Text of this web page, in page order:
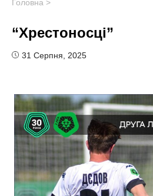
Головна >
“Хрестоносці”
31 Серпня, 2025